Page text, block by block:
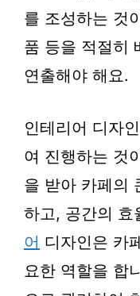
를 조성하는 것
품 등을 적절히
연출해야 해요.
인테리어 디자
여 진행하는 것
을 받아 카페의
하고, 공간의 효
어 디자인은 카
요한 역할을 합